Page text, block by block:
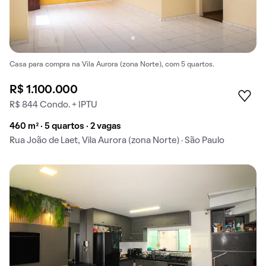
Casa para compra na Vila Aurora (zona Norte), com 5 quartos.
R$ 1.100.000
R$ 844 Condo. + IPTU
460 m² · 5 quartos · 2 vagas
Rua João de Laet, Vila Aurora (zona Norte) · São Paulo